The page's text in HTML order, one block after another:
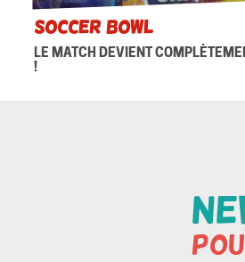
SOCCER BOWL
LE MATCH DEVIENT
!